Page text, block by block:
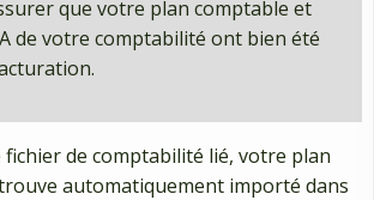
que votre plan comptable et
de votre comptabilité ont bien été
de comptabilité lié, votre plan
automatiquement importé dans